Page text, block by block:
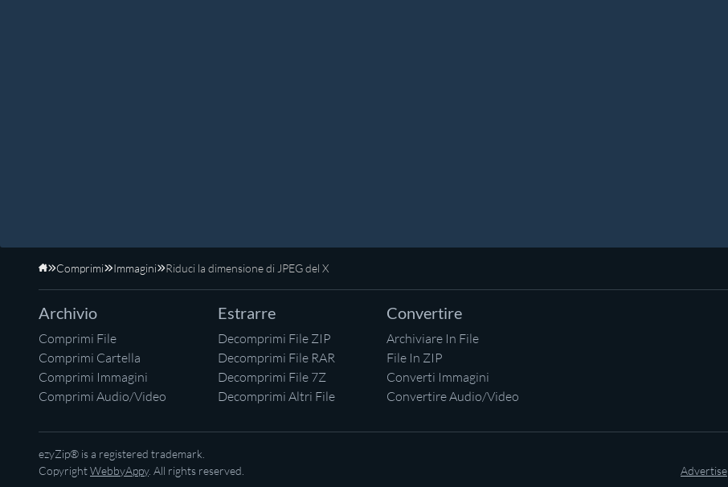
Home
Comprimi Immagini Riduci la dimensione di JPEG del X
Archivio
Comprimi File
Comprimi Cartella
Comprimi Immagini
Comprimi Audio/Video
Estrarre
Decomprimi File ZIP
Decomprimi File RAR
Decomprimi File 7Z
Decomprimi Altri File
Convertire
Archiviare In File
File In ZIP
Converti Immagini
Convertire Audio/Video
ezyZip® is a registered trademark.
CopyrightWebbyAppy. All rights reserved. Advertise